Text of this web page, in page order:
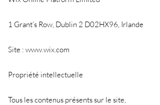
1 Grant’s Row, Dublin 2 D02HX96, Irlande
Site : www.wix.com
Propriété intellectuelle
Tous les contenus présents sur le site,